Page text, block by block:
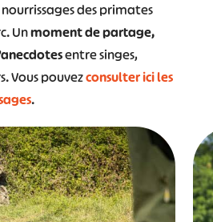
des primates
Unmoment de partage,
entre singes,
Vous pouvezconsulter ici les
.